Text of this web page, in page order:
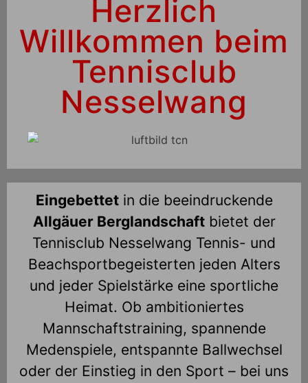
Herzlich
Willkommen beim
Tennisclub
Nesselwang
Eingebettetin die beeindruckende
Allgäuer Berglandschaftbietet der
Tennisclub Nesselwang Tennis- und
Beachsportbegeisterten jeden Alters
und jeder Spielstärke eine sportliche
Heimat. Ob ambitioniertes
Mannschaftstraining, spannende
Medenspiele, entspannte Ballwechsel
oder der Einstieg in den Sport – bei uns